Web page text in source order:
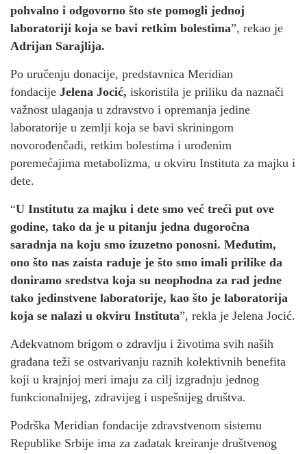
pohvalno i odgovorno što ste pomogli jednoj
laboratoriji koja se bavi retkim bolestima”, rekao je
Adrijan Sarajlija.
Po uručenju donacije, predstavnica Meridian
fondacije Jelena Jocić, iskoristila je priliku da naznači
važnost ulaganja u zdravstvo i opremanja jedine
laboratorije u zemlji koja se bavi skriningom
novorođenčadi, retkim bolestima i urođenim
poremećajima metabolizma, u okviru Instituta za majku i
dete.
“U Institutu za majku i dete smo već treći put ove
godine, tako da je u pitanju jedna dugoročna
saradnja na koju smo izuzetno ponosni. Međutim,
ono što nas zaista raduje je što smo imali prilike da
doniramo sredstva koja su neophodna za rad jedne
tako jedinstvene laboratorije, kao što je laboratorija
koja se nalazi u okviru Instituta”, rekla je Jelena Jocić.
Adekvatnom brigom o zdravlju i životima svih naših
građana teži se ostvarivanju raznih kolektivnih benefita
koji u krajnjoj meri imaju za cilj izgradnju jednog
funkcionalnijeg, zdravijeg i uspešnijeg društva.
Podrška Meridian fondacije zdravstvenom sistemu
Republike Srbije ima za zadatak kreiranje društvenog